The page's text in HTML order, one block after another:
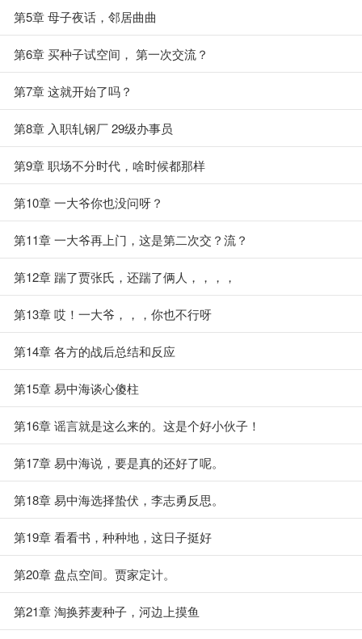
第5章 母子夜话，邻居曲曲
第6章 买种子试空间， 第一次交流？
第7章 这就开始了吗？
第8章 入职轧钢厂 29级办事员
第9章 职场不分时代，啥时候都那样
第10章 一大爷你也没问呀？
第11章 一大爷再上门，这是第二次交？流？
第12章 踹了贾张氏，还踹了俩人，，，，
第13章 哎！一大爷，，，你也不行呀
第14章 各方的战后总结和反应
第15章 易中海谈心傻柱
第16章 谣言就是这么来的。这是个好小伙子！
第17章 易中海说，要是真的还好了呢。
第18章 易中海选择蛰伏，李志勇反思。
第19章 看看书，种种地，这日子挺好
第20章 盘点空间。贾家定计。
第21章 淘换荞麦种子，河边上摸鱼